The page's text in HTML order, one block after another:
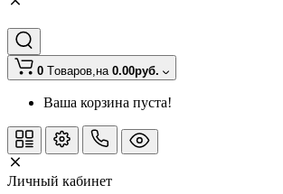
0 Tоваров,на 0.00руб.
Ваша корзина пуста!
Личный кабинет